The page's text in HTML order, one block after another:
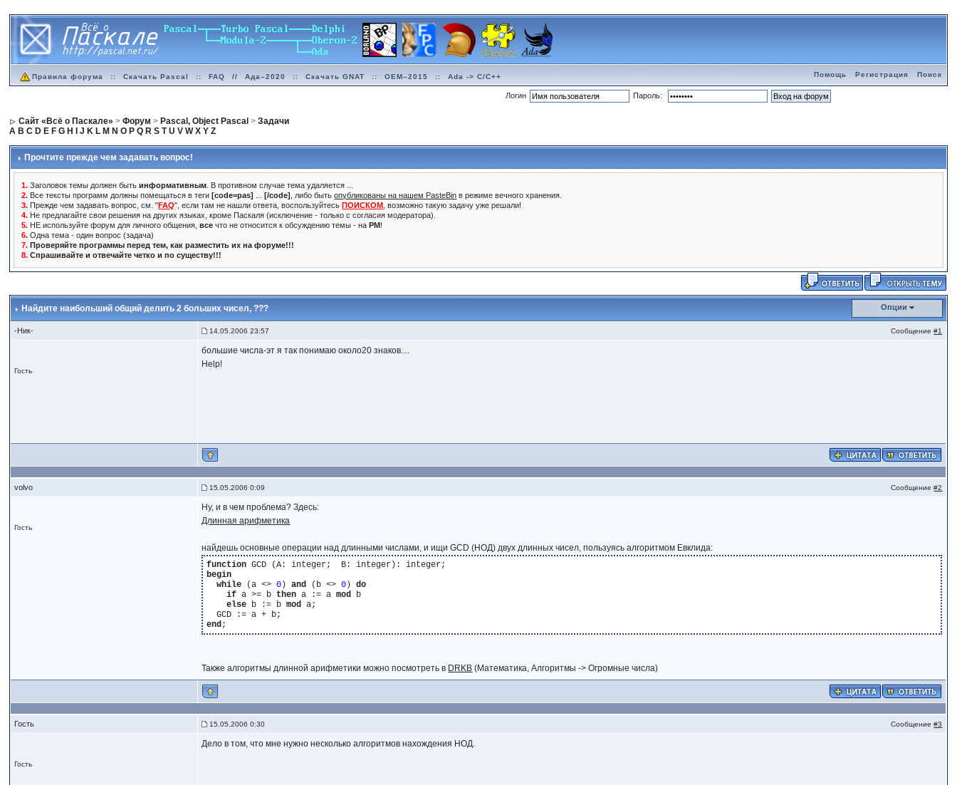
Правила форума :: Скачать Pascal :: FAQ // Ада–2020 :: Скачать GNAT :: OEM–2015 :: Ada -> C/C++ Помощь Регистрация Поиск
Логин Пароль:
Сайт «Всё о Паскале» >Форум > Pascal, Object Pascal >Задачи
A B C D E F G H J K L M N O P Q R S T U V W X Y Z
Прочтите прежде чем задавать вопрос!
1. Заголовок темы должен бытьинформативным . В противном случае тема удаляется ...
2. Все тексты программ должны помещаться в теги[code=pas] ...[/code] , либо бытьопубликованы на нашем PasteBin в режиме вечного хранения.
3. Прежде чем задавать вопрос, см. "FAQ", если там не нашли ответа, воспользуйтесьПОИСКОМ , возможно такую задачу уже решали!
4. Не предлагайте свои решения на других языках, кроме Паскаля (исключение - только с согласия модератора).
5. НЕ используйте форум для личного общения,все что не относится к обсуждению темы - наPM!
6. Одна тема - один вопрос (задача)
7. Проверяйте программы перед тем, как разместить их на форуме!!!
8. Спрашивайте и отвечайте четко и по существу!!!
Найдите наибольший общий делить 2 больших чисел, ??? Опции
-Ник- 14.05.2006 23:57 Сообщение#1
Гость
большие числа-эт я так понимаю около20 знаков....
Help!
volvo 15.05.2006 0:09 Сообщение#2
Гость
Ну, и в чем проблема? Здесь:
Длинная арифметика
найдешь основные операции над длинными числами, и ищи GCD (НОД) двух длинных чисел, пользуясь алгоритмом Евклида:
function
begin
while (a <> 0 ) and (b <> 0 ) do
if a >= b then a := a mod b
else b := b mod a;
end
Также алгоритмы длинной арифметики можно посмотреть в DRKB (Математика, Алгоритмы -> Огромные числа)
Гость 15.05.2006 0:30 Сообщение#3
Гость
Дело в том, что мне нужно несколько алгоритмов нахождения НОД.